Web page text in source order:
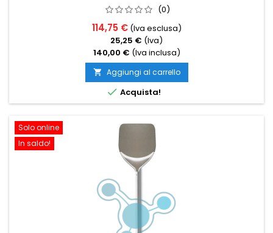
(0)
114,75 € (Iva esclusa)
25,25 € (Iva)
140,00 € (Iva inclusa)
 Aggiungi al carrello
 Acquista!
Solo online
In saldo!